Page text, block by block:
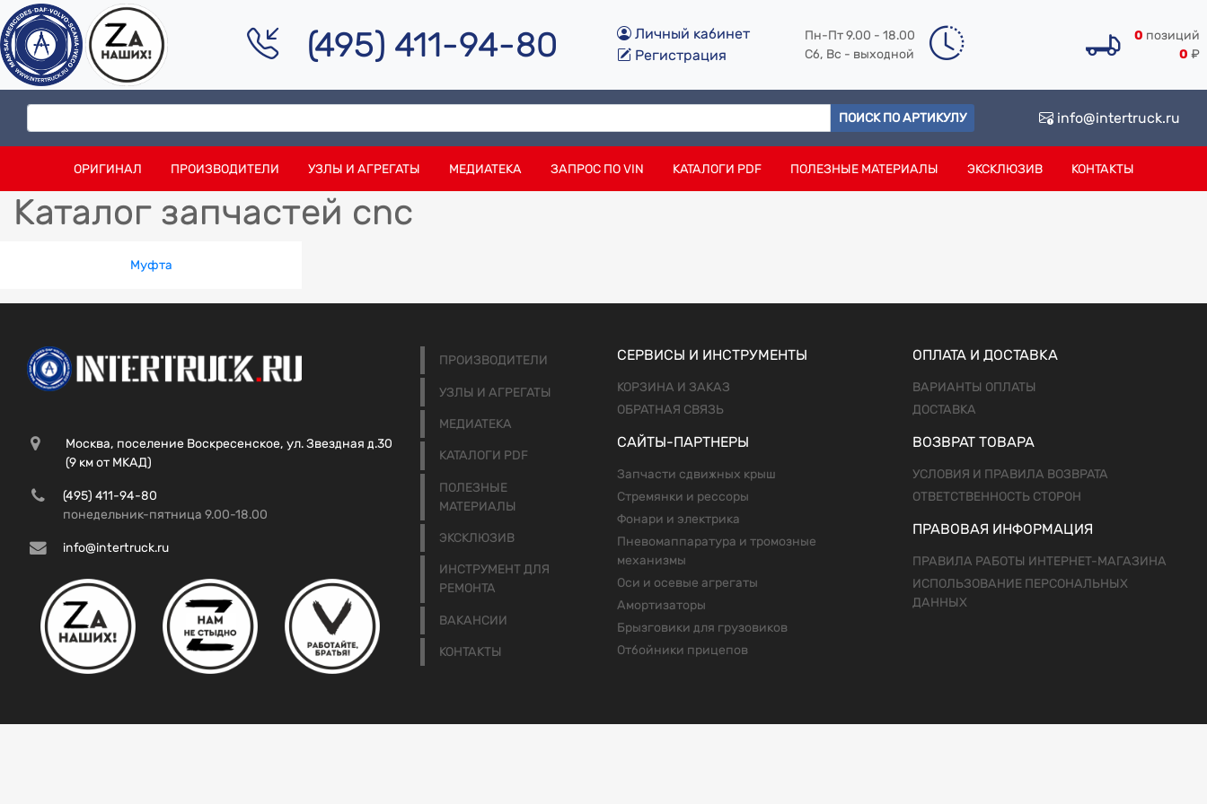
(495) 411-94-80
Личный кабинет
Регистрация
Пн-Пт 9.00 - 18.00
Сб, Вс - выходной
0 позиций
0 ₽
ПОИСК ПО АРТИКУЛУ info@intertruck.ru
ОРИГИНАЛ ПРОИЗВОДИТЕЛИ УЗЛЫ И АГРЕГАТЫ МЕДИАТЕКА ЗАПРОС ПО VIN КАТАЛОГИ PDF ПОЛЕЗНЫЕ МАТЕРИАЛЫ ЭКСКЛЮЗИВ КОНТАКТЫ
Каталог запчастей cnc
Муфта
Москва, поселение Воскресенское, ул. Звездная д.30
(9 км от МКАД)
(495) 411-94-80
понедельник-пятница 9.00-18.00
info@intertruck.ru
ПРОИЗВОДИТЕЛИ
УЗЛЫ И АГРЕГАТЫ
МЕДИАТЕКА
КАТАЛОГИ PDF
ПОЛЕЗНЫЕ
МАТЕРИАЛЫ
ЭКСКЛЮЗИВ
ИНСТРУМЕНТ ДЛЯ
РЕМОНТА
ВАКАНСИИ
КОНТАКТЫ
СЕРВИСЫ И ИНСТРУМЕНТЫ
КОРЗИНА И ЗАКАЗ
ОБРАТНАЯ СВЯЗЬ
САЙТЫ-ПАРТНЕРЫ
Запчасти сдвижных крыш
Стремянки и рессоры
Фонари и электрика
Пневомаппаратура и тромозные
механизмы
Оси и осевые агрегаты
Амортизаторы
Брызговики для грузовиков
Отбойники прицепов
ОПЛАТА И ДОСТАВКА
ВАРИАНТЫ ОПЛАТЫ
ДОСТАВКА
ВОЗВРАТ ТОВАРА
УСЛОВИЯ И ПРАВИЛА ВОЗВРАТА
ОТВЕТСТВЕННОСТЬ СТОРОН
ПРАВОВАЯ ИНФОРМАЦИЯ
ПРАВИЛА РАБОТЫ ИНТЕРНЕТ-МАГАЗИНА
ИСПОЛЬЗОВАНИЕ ПЕРСОНАЛЬНЫХ
ДАННЫХ